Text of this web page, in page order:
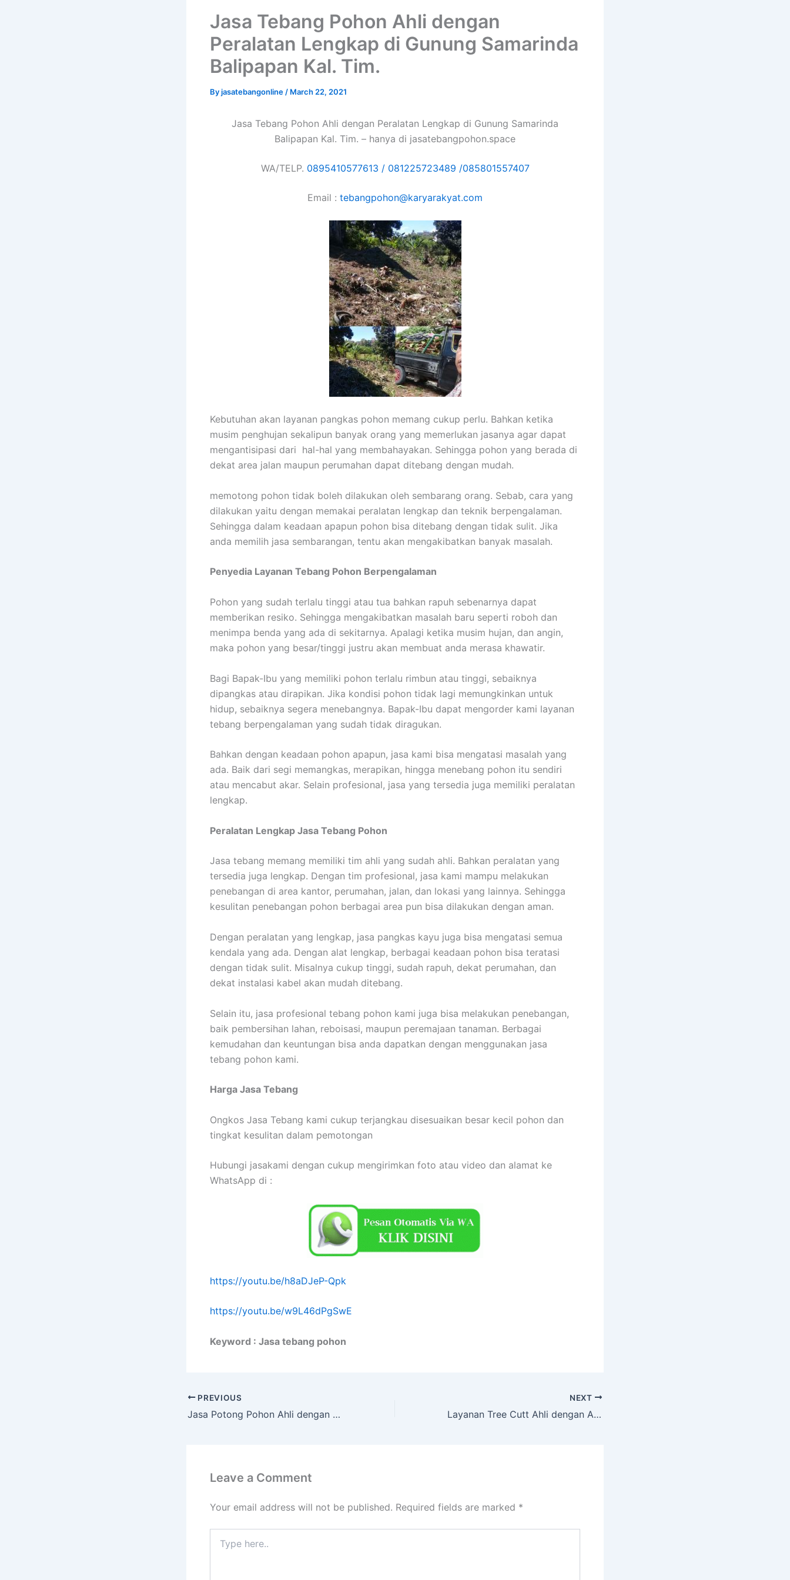
Jasa Tebang Pohon Ahli dengan
Peralatan Lengkap di Gunung Samarinda
Balipapan Kal. Tim.
Byjasatebangonline / March 22, 2021
Jasa Tebang Pohon Ahli dengan Peralatan Lengkap di Gunung Samarinda
Balipapan Kal. Tim. – hanya di jasatebangpohon.space
WA/TELP. 0895410577613 / 081225723489 /085801557407
Email : tebangpohon@karyarakyat.com
Kebutuhan akan layanan pangkas pohon memang cukup perlu. Bahkan ketika
musim penghujan sekalipun banyak orang yang memerlukan jasanya agar dapat
mengantisipasi dari hal-hal yang membahayakan. Sehingga pohon yang berada di
dekat area jalan maupun perumahan dapat ditebang dengan mudah.
memotong pohon tidak boleh dilakukan oleh sembarang orang. Sebab, cara yang
dilakukan yaitu dengan memakai peralatan lengkap dan teknik berpengalaman.
Sehingga dalam keadaan apapun pohon bisa ditebang dengan tidak sulit. Jika
anda memilih jasa sembarangan, tentu akan mengakibatkan banyak masalah.
Penyedia Layanan Tebang Pohon Berpengalaman
Pohon yang sudah terlalu tinggi atau tua bahkan rapuh sebenarnya dapat
memberikan resiko. Sehingga mengakibatkan masalah baru seperti roboh dan
menimpa benda yang ada di sekitarnya. Apalagi ketika musim hujan, dan angin,
maka pohon yang besar/tinggi justru akan membuat anda merasa khawatir.
Bagi Bapak-Ibu yang memiliki pohon terlalu rimbun atau tinggi, sebaiknya
dipangkas atau dirapikan. Jika kondisi pohon tidak lagi memungkinkan untuk
hidup, sebaiknya segera menebangnya. Bapak-Ibu dapat mengorder kami layanan
tebang berpengalaman yang sudah tidak diragukan.
Bahkan dengan keadaan pohon apapun, jasa kami bisa mengatasi masalah yang
ada. Baik dari segi memangkas, merapikan, hingga menebang pohon itu sendiri
atau mencabut akar. Selain profesional, jasa yang tersedia juga memiliki peralatan
lengkap.
Peralatan Lengkap Jasa Tebang Pohon
Jasa tebang memang memiliki tim ahli yang sudah ahli. Bahkan peralatan yang
tersedia juga lengkap. Dengan tim profesional, jasa kami mampu melakukan
penebangan di area kantor, perumahan, jalan, dan lokasi yang lainnya. Sehingga
kesulitan penebangan pohon berbagai area pun bisa dilakukan dengan aman.
Dengan peralatan yang lengkap, jasa pangkas kayu juga bisa mengatasi semua
kendala yang ada. Dengan alat lengkap, berbagai keadaan pohon bisa teratasi
dengan tidak sulit. Misalnya cukup tinggi, sudah rapuh, dekat perumahan, dan
dekat instalasi kabel akan mudah ditebang.
Selain itu, jasa profesional tebang pohon kami juga bisa melakukan penebangan,
baik pembersihan lahan, reboisasi, maupun peremajaan tanaman. Berbagai
kemudahan dan keuntungan bisa anda dapatkan dengan menggunakan jasa
tebang pohon kami.
Harga Jasa Tebang
Ongkos Jasa Tebang kami cukup terjangkau disesuaikan besar kecil pohon dan
tingkat kesulitan dalam pemotongan
Hubungi jasakami dengan cukup mengirimkan foto atau video dan alamat ke
WhatsApp di :
https://youtu.be/h8aDJeP-Qpk
https://youtu.be/w9L46dPgSwE
Keyword : Jasa tebang pohon
PREVIOUS
Jasa Potong Pohon Ahli dengan Peralatan Lengkap di Gunung Bahagia Balipapan Kal. Tim.
NEXT
Layanan Tree Cutt Ahli dengan Alat Komplit TEGALREJO
Leave a Comment
Your email address will not be published. Required fields are marked *
here..